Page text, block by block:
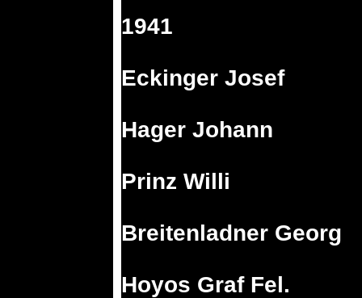
1941
Eckinger Josef
Hager Johann
Prinz Willi
Breitenladner Georg
Hoyos Graf Fel.